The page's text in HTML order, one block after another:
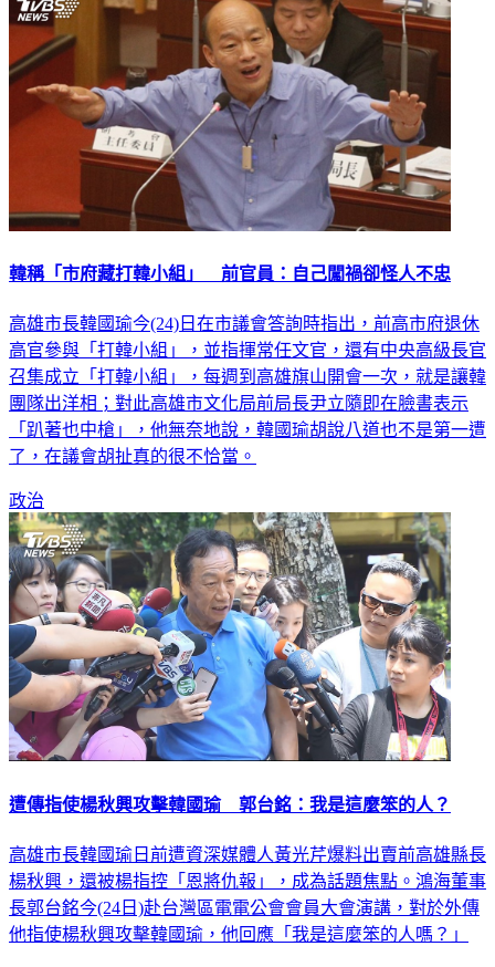
韓稱「市府藏打韓小組」 前官員：自己闖禍卻怪人不忠
高雄市長韓國瑜今(24)日在市議會答詢時指出，前高市府退休
高官參與「打韓小組」，並指揮常任文官，還有中央高級長官
召集成立「打韓小組」，每週到高雄旗山開會一次，就是讓韓
團隊出洋相；對此高雄市文化局前局長尹立隨即在臉書表示
「趴著也中槍」，他無奈地說，韓國瑜胡說八道也不是第一遭
了，在議會胡扯真的很不恰當。
政治
遭傳指使楊秋興攻擊韓國瑜 郭台銘：我是這麼笨的人？
高雄市長韓國瑜日前遭資深媒體人黃光芹爆料出賣前高雄縣長
楊秋興，還被楊指控「恩將仇報」，成為話題焦點。鴻海董事
長郭台銘今(24日)赴台灣區電電公會會員大會演講，對於外傳
他指使楊秋興攻擊韓國瑜，他回應「我是這麼笨的人嗎？」